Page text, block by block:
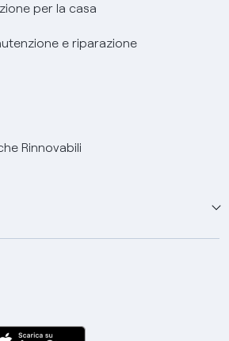
per la casa
e riparazione
Rinnovabili